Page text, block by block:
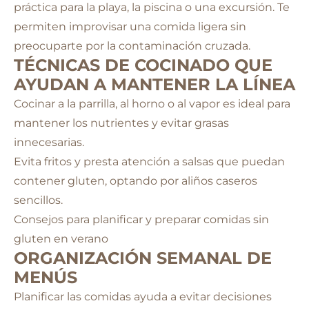
práctica para la playa, la piscina o una excursión. Te
permiten improvisar una comida ligera sin
preocuparte por la contaminación cruzada.
TÉCNICAS DE COCINADO QUE
AYUDAN A MANTENER LA LÍNEA
Cocinar a la parrilla, al horno o al vapor es ideal para
mantener los nutrientes y evitar grasas
innecesarias.
Evita fritos y presta atención a salsas que puedan
contener gluten, optando por aliños caseros
sencillos.
Consejos para planificar y preparar comidas sin
gluten en verano
ORGANIZACIÓN SEMANAL DE
MENÚS
Planificar las comidas ayuda a evitar decisiones